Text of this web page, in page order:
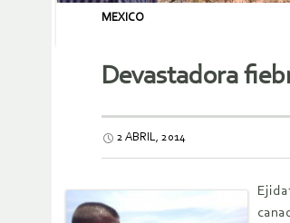
MEXICO
Devastadora
2 ABRIL, 2014